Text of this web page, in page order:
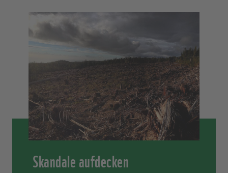
Skandale aufdecken